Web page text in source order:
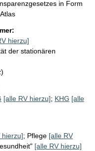
in Form
hierzu]
der stationären
[alle RV hierzu]; KHG [alle
hierzu]; Pflege [alle RV
[alle RV hierzu]